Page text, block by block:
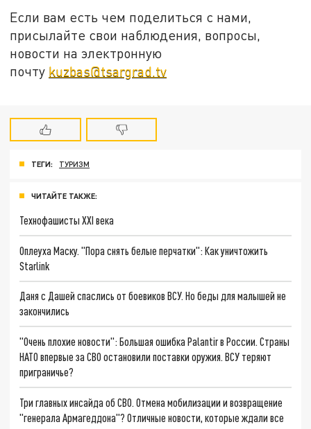
Если вам есть чем поделиться с нами,
присылайте свои наблюдения, вопросы,
новости на электронную
почту kuzbas@tsargrad.tv
ТЕГИ: ТУРИЗМ
ЧИТАЙТЕ ТАКЖЕ:
Технофашисты XXI века
Оплеуха Маску. "Пора снять белые перчатки": Как уничтожить
Starlink
Даня с Дашей спаслись от боевиков ВСУ. Но беды для малышей не
закончились
"Очень плохие новости": Большая ошибка Palantir в России. Страны
НАТО впервые за СВО остановили поставки оружия. ВСУ теряют
приграничье?
Три главных инсайда об СВО. Отмена мобилизации и возвращение
"генерала Армагеддона"? Отличные новости, которые ждали все